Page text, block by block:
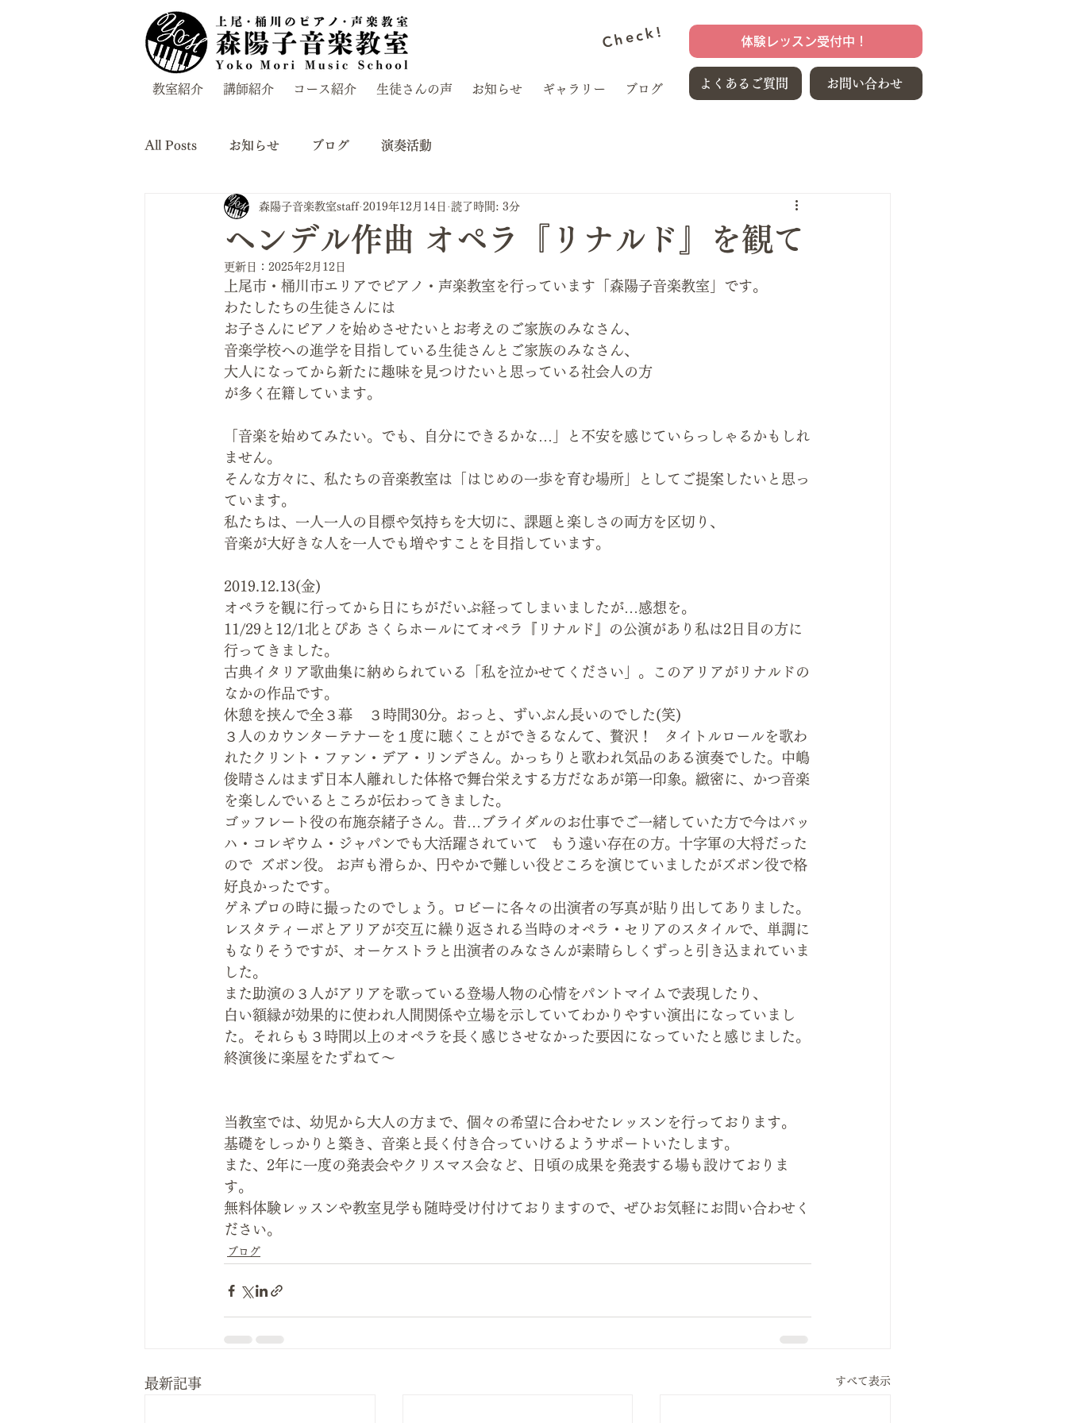
教室紹介 講師紹介 コース紹介 生徒さんの声 お知らせ ギャラリー ブログ
Check! 体験レッスン受付中！
よくあるご質問 お問い合わせ
All Posts お知らせ ブログ 演奏活動
ヘンデル作曲 オペラ『リナルド』を観て
森陽子音楽教室staff 2019年12月14日 読了時間: 3分
更新日： 2025年2月12日
上尾市・桶川市エリアでピアノ・声楽教室を行っています「森陽子音楽教室」です。
わたしたちの生徒さんには
お子さんにピアノを始めさせたいとお考えのご家族のみなさん、
音楽学校への進学を目指している生徒さんとご家族のみなさん、
大人になってから新たに趣味を見つけたいと思っている社会人の方
が多く在籍しています。
「音楽を始めてみたい。でも、自分にできるかな…」と不安を感じていらっしゃるかもしれ
ません。
そんな方々に、私たちの音楽教室は「はじめの一歩を育む場所」としてご提案したいと思っ
ています。
私たちは、一人一人の目標や気持ちを大切に、課題と楽しさの両方を区切り、
音楽が大好きな人を一人でも増やすことを目指しています。
2019.12.13(金)
オペラを観に行ってから日にちがだいぶ経ってしまいましたが…感想を。
11/29と12/1北とぴあ さくらホールにてオペラ『リナルド』の公演があり私は2日目の方に
行ってきました。
古典イタリア歌曲集に納められている「私を泣かせてください」。このアリアがリナルドの
なかの作品です。
休憩を挟んで全３幕    ３時間30分。おっと、ずいぶん長いのでした(笑)
３人のカウンターテナーを１度に聴くことができるなんて、贅沢！   タイトルロールを歌わ
れたクリント・ファン・デア・リンデさん。かっちりと歌われ気品のある演奏でした。中嶋
俊晴さんはまず日本人離れした体格で舞台栄えする方だなあが第一印象。緻密に、かつ音楽
を楽しんでいるところが伝わってきました。
ゴッフレート役の布施奈緒子さん。昔…ブライダルのお仕事でご一緒していた方で今はバッ
ハ・コレギウム・ジャパンでも大活躍されていて   もう遠い存在の方。十字軍の大将だった
ので  ズボン役。 お声も滑らか、円やかで難しい役どころを演じていましたがズボン役で格
好良かったです。
ゲネプロの時に撮ったのでしょう。ロビーに各々の出演者の写真が貼り出してありました。
レスタティーボとアリアが交互に繰り返される当時のオペラ・セリアのスタイルで、単調に
もなりそうですが、オーケストラと出演者のみなさんが素晴らしくずっと引き込まれていま
した。
また助演の３人がアリアを歌っている登場人物の心情をパントマイムで表現したり、
白い額縁が効果的に使われ人間関係や立場を示していてわかりやすい演出になっていまし
た。それらも３時間以上のオペラを長く感じさせなかった要因になっていたと感じました。
終演後に楽屋をたずねて～
当教室では、幼児から大人の方まで、個々の希望に合わせたレッスンを行っております。
基礎をしっかりと築き、音楽と長く付き合っていけるようサポートいたします。
また、2年に一度の発表会やクリスマス会など、日頃の成果を発表する場も設けておりま
す。
無料体験レッスンや教室見学も随時受け付けておりますので、ぜひお気軽にお問い合わせく
ださい。
ブログ
最新記事 すべて表示